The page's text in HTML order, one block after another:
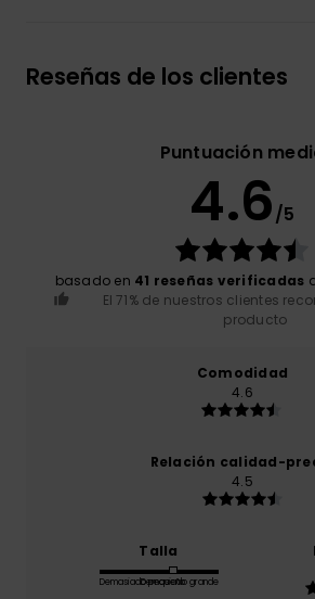
Reseñas de los clientes
Puntuación
4.6/5
basado en 41 reseñas verificadas
El 71% de nuestros clientes
producto
Comodidad
4.6
Relación calidad-
4.5
Talla
Demasiado pequeño
Demasiado grande